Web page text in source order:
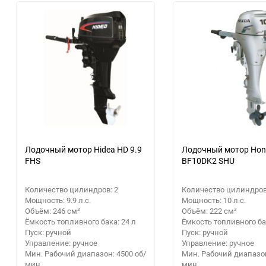
Аксессуары для крупной
бытовой и встраиваемой
техники
Посуда, кухонная утварь
Освещение
Дача, сад и огород
Бытовая химия
Парковочные радары
Кронштейны
Видеонаблюдение
Аккумуляторные батарейки
GPS навигаторы
Электрика и свет
Стройматериалы
Сварочное оборудование
Ручной инструмент
Расходные материалы
Распиловочные станки
Приемники цифрового ТВ
Кабели для AV-аппаратуры
Информационные панели
Звуковые панели и колонки
Домашние кинотеатры
30
60
90
150
Лодочный мотор Hidea HD 9.9
FHS
Количество цилиндров: 2
Мощность: 9.9 л.с.
Объём: 246 см³
Ёмкость топливного бака: 24 л
Пуск: ручной
Управление: ручное
Мин. Рабочий диапазон: 4500 об/
Лодочный мотор
BF10DK2 SHU
Количество
Мощность: 10 л.с.
Объём: 222 см³
Ёмкость топливного
Пуск: ручной
Управление: ручное
Мин. Рабочий